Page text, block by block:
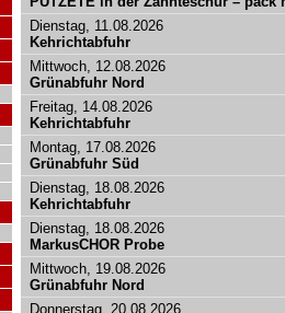
Dienstag, 11.08.2026
Kehrichtabfuhr
Mittwoch, 12.08.2026
Grünabfuhr Nord
Freitag, 14.08.2026
Kehrichtabfuhr
Montag, 17.08.2026
Grünabfuhr Süd
Dienstag, 18.08.2026
Kehrichtabfuhr
Dienstag, 18.08.2026
MarkusCHOR Probe
Mittwoch, 19.08.2026
Grünabfuhr Nord
Donnerstag, 20.08.2026